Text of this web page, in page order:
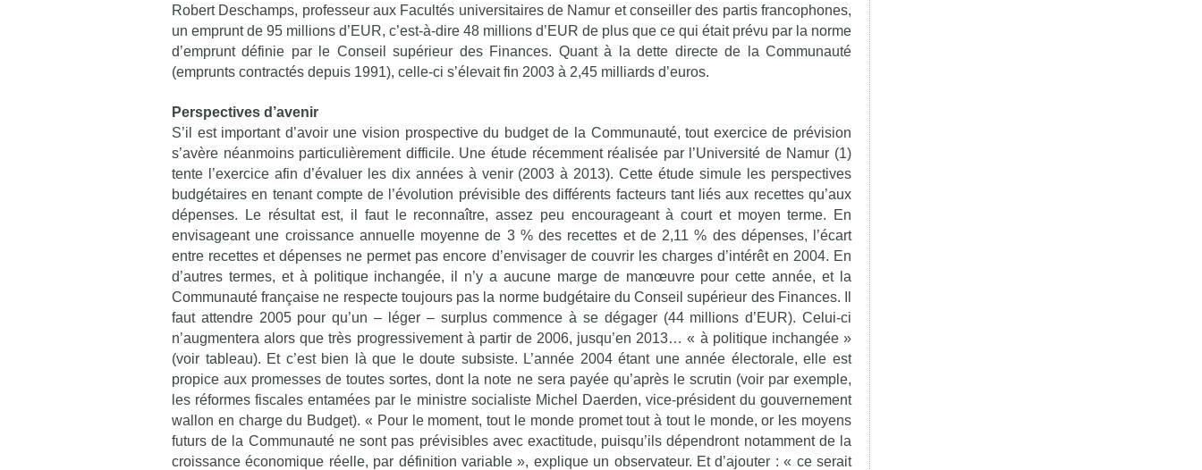
Robert Deschamps, professeur aux Facultés universitaires de Namur et conseiller des partis francophones,
un emprunt de 95 millions d’EUR, c’est-à-dire 48 millions d’EUR de plus que ce qui était prévu par la norme
d’emprunt définie par le Conseil supérieur des Finances. Quant à la dette directe de la Communauté
(emprunts contractés depuis 1991), celle-ci s’élevait fin 2003 à 2,45 milliards d’euros.
Perspectives d’avenir
S’il est important d’avoir une vision prospective du budget de la Communauté, tout exercice de prévision
s’avère néanmoins particulièrement difficile. Une étude récemment réalisée par l’Université de Namur (1)
tente l’exercice afin d’évaluer les dix années à venir (2003 à 2013). Cette étude simule les perspectives
budgétaires en tenant compte de l’évolution prévisible des différents facteurs tant liés aux recettes qu’aux
dépenses. Le résultat est, il faut le reconnaître, assez peu encourageant à court et moyen terme. En
envisageant une croissance annuelle moyenne de 3 % des recettes et de 2,11 % des dépenses, l’écart
entre recettes et dépenses ne permet pas encore d’envisager de couvrir les charges d’intérêt en 2004. En
d’autres termes, et à politique inchangée, il n’y a aucune marge de manœuvre pour cette année, et la
Communauté française ne respecte toujours pas la norme budgétaire du Conseil supérieur des Finances. Il
faut attendre 2005 pour qu’un – léger – surplus commence à se dégager (44 millions d’EUR). Celui-ci
n’augmentera alors que très progressivement à partir de 2006, jusqu’en 2013… « à politique inchangée »
(voir tableau). Et c’est bien là que le doute subsiste. L’année 2004 étant une année électorale, elle est
propice aux promesses de toutes sortes, dont la note ne sera payée qu’après le scrutin (voir par exemple,
les réformes fiscales entamées par le ministre socialiste Michel Daerden, vice-président du gouvernement
wallon en charge du Budget). « Pour le moment, tout le monde promet tout à tout le monde, or les moyens
futurs de la Communauté ne sont pas prévisibles avec exactitude, puisqu’ils dépendront notamment de la
croissance économique réelle, par définition variable », explique un observateur. Et d’ajouter : « ce serait